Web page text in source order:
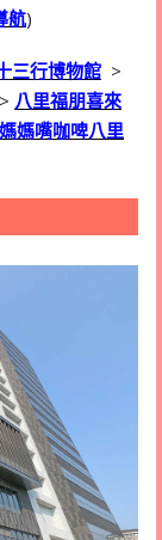
航)
三行博物館 >
> 八里福朋喜來
媽媽嘴咖啤八里